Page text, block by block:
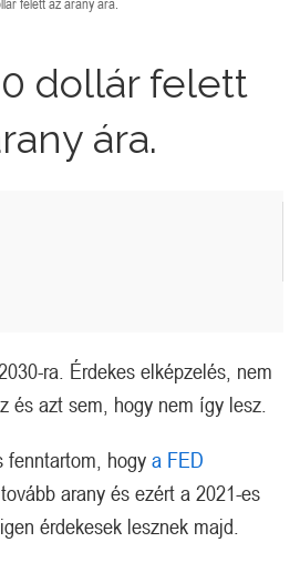
felett az arany ára.
dollár felett
ára.
ra. Érdekes elképzelés, nem
és azt sem, hogy nem így lesz.
fenntartom, hogy a FED
tovább arany és ezért a 2021-es
érdekesek lesznek majd.